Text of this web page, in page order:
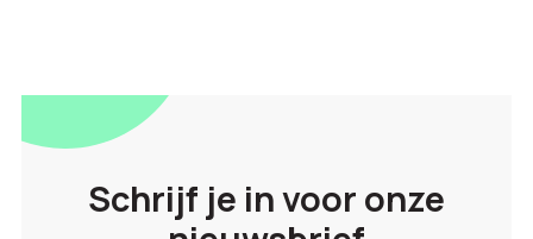
Schrijf je in voor onze